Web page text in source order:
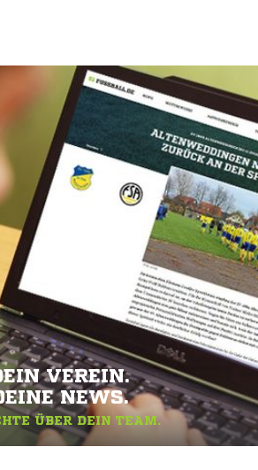
VEREIN.
NEWS.
ÜBER DEIN TEAM.